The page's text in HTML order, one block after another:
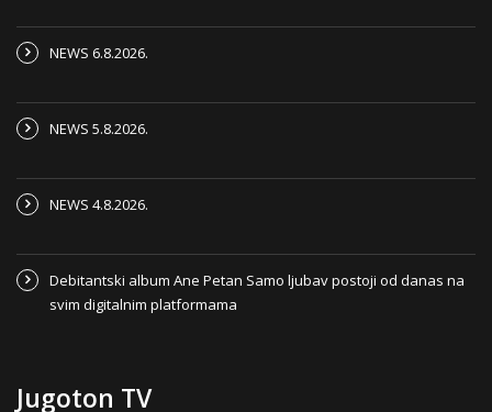
NEWS 6.8.2026.
NEWS 5.8.2026.
NEWS 4.8.2026.
Debitantski album Ane Petan Samo ljubav postoji od danas na
svim digitalnim platformama
Jugoton TV